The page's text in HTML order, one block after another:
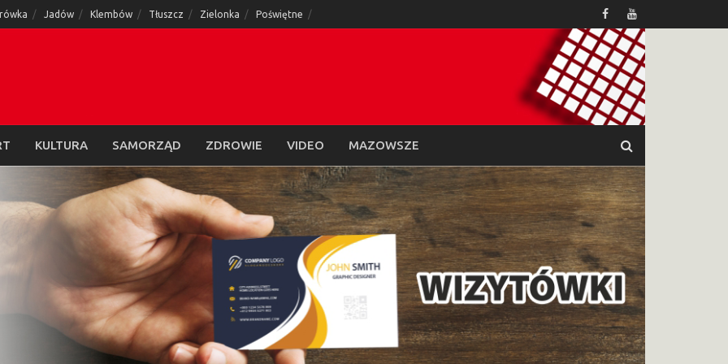
Jadów Klembów Tłuszcz Zielonka Poświętne
KULTURA SAMORZĄD ZDROWIE VIDEO MAZOWSZE